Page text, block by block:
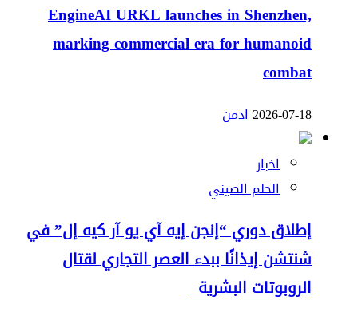
EngineAI URKL launches in Shenzhen,
marking commercial era for humanoid
combat
2026-07-18ادمن
اخبار
الحلم الصيني
إطلاق دوري “إنجن إيه آي يو آر كيه إل” في
شنتشن إيذانًا ببدء العصر التجاري لقتال
الروبوتات البشرية